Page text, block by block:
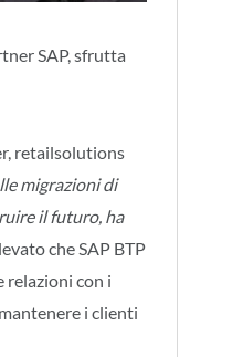
SAP, sfrutta
retailsolutions
migrazioni di
il futuro, ha
che SAP BTP
relazioni con i
i clienti